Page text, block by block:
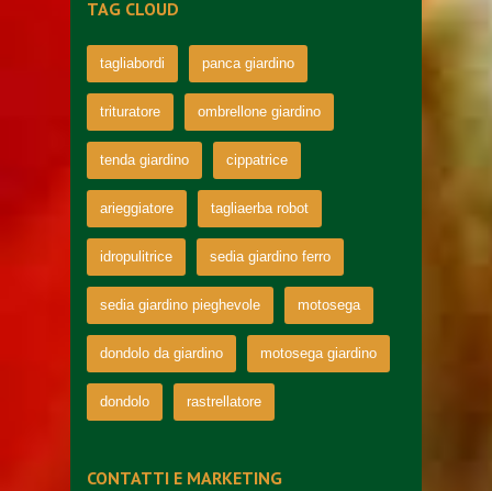
TAG CLOUD
tagliabordi panca giardino
trituratore ombrellone giardino
tenda giardino cippatrice
arieggiatore tagliaerba robot
idropulitrice sedia giardino ferro
sedia giardino pieghevole motosega
dondolo da giardino motosega giardino
dondolo rastrellatore
CONTATTI E MARKETING